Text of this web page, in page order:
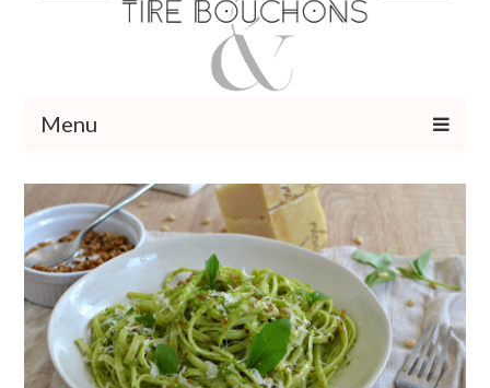
Menu
Recettes
Vins et cocktails
Restaurants – Sorties
Food Trotter